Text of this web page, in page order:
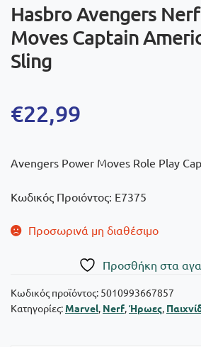
Hasbro Avengers
Moves Captain
Sling
€22,99
Avengers Power Moves Role Play
Κωδικός Προιόντος: E7375
Προσωρινά μη διαθέσιμο
Πρoσθήκη στα
Κωδικός προϊόντος: 5010993667857
Κατηγορίες: Marvel, Nerf,Ήρωες,